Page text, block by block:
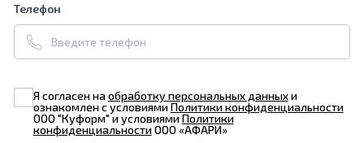
Телефон
Я согласен наобработку персональных данныхи
ознакомлен с условиямиПолитики конфиденциальности
ООО "Куформ" и условиямиПолитики
конфиденциальностиООО «АФАРИ»